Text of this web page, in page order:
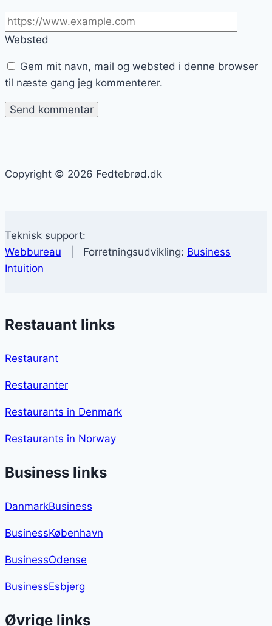
Websted
Gem mit navn, mail og websted i denne browser
til næste gang jeg kommenterer.
Copyright © 2026 Fedtebrød.dk
Teknisk support:
Webbureau | Forretningsudvikling: Business
Intuition
Restauant links
Restaurant
Restauranter
Restaurants in Denmark
Restaurants in Norway
Business links
DanmarkBusiness
BusinessKøbenhavn
BusinessOdense
BusinessEsbjerg
Øvrige links